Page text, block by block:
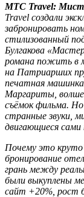
МТС Travel:
Travel создали
забронировать
стилизованный
Булгакова
романа пожить в
на Патриарших
печатная
Маргариты,
съёмок фильма.
странные звуки,
двигающиеся сами
Почему это
бронирование
грань между
были выкуплены
сайт +20%, рост